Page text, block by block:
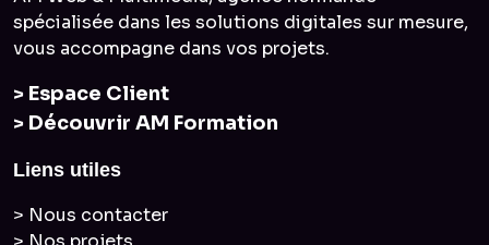
spécialisée dans les solutions digitales sur mesure,
vous accompagne dans vos projets.
> Espace Client
> Découvrir AM Formation
Liens utiles
> Nous contacter